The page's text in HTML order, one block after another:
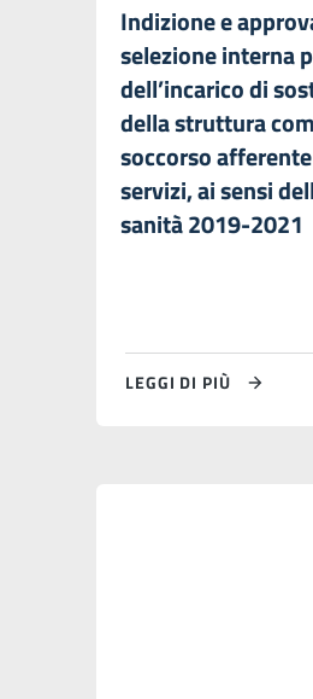
Indizione e
selezione interna
dell’incarico di
della struttura
soccorso
servizi, ai sensi
sanità 2019-2021
LEGGI DI PIÙ